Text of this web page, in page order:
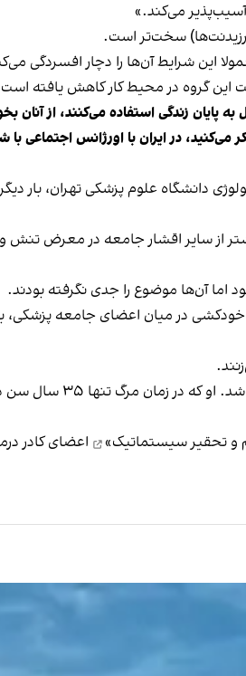
می‌کند.»
(رزیدنت‌ها) سخت‌تر است.
این گروه در محیط کار کاهش یافته
پایان زندگی استفاده می‌کنند، از آنان
دانشگاه علوم پزشکی تهران، بار
سایر اقشار جامعه در معرض تنش و
اما آن‌ها موضوع را جدی نگرفته بودند.
سال سن داشت، با خوردن دارو
و تحقیر سیستماتیک»
اعضای کادر